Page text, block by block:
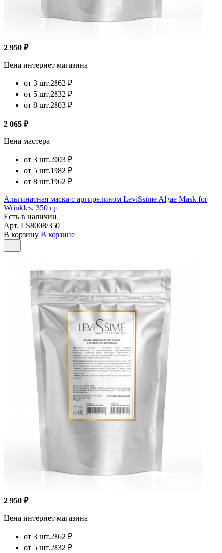
2 950 ₽
Цена интернет-магазина
от 3 шт.2862 ₽
от 5 шт.2832 ₽
от 8 шт.2803 ₽
2 065 ₽
Цена мастера
от 3 шт.2003 ₽
от 5 шт.1982 ₽
от 8 шт.1962 ₽
Альгинатная маска с аргирелином LeviSsime Algae Mask for
Wrinkles, 350 гр
Есть в наличии
Арт. LS8008/350
В корзину В корзине
2 950 ₽
Цена интернет-магазина
от 3 шт.2862 ₽
от 5 шт.2832 ₽